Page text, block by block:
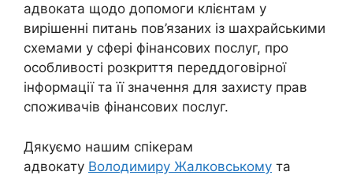
адвоката щодо допомоги клієнтам у
вирішенні питань пов’язаних із шахрайськими
схемами у сфері фінансових послуг, про
особливості розкриття переддоговірної
інформації та її значення для захисту прав
споживачів фінансових послуг.
Дякуємо нашим спікерам
адвокату Володимиру Жалковському та